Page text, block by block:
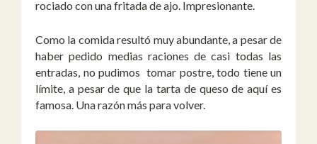
rociado con una fritada de ajo. Impresionante.
Como la comida resultó muy abundante, a pesar de
haber pedido medias raciones de casi todas las
entradas, no pudimos tomar postre, todo tiene un
límite, a pesar de que la tarta de queso de aquí es
famosa. Una razón más para volver.